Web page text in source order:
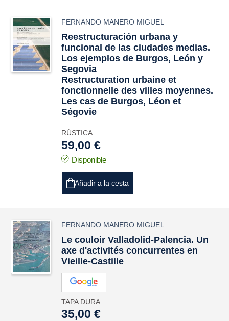
FERNANDO MANERO MIGUEL
Reestructuración urbana y
funcional de las ciudades medias.
Los ejemplos de Burgos, León y
Segovia
Restructuration urbaine et
fonctionnelle des villes moyennes.
Les cas de Burgos, Léon et
Ségovie
RÚSTICA
59,00 €
Disponible
Añadir a la cesta
FERNANDO MANERO MIGUEL
Le couloir Valladolid-Palencia. Un
axe d'activités concurrentes en
Vieille-Castille
TAPA DURA
35,00 €